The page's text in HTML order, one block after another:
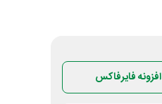
افزونه فایرفاکس